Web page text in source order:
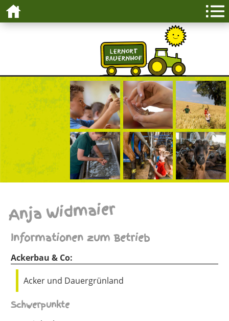
Anja Widmaier
Informationen zum Betrieb
Ackerbau & Co:
Acker und Dauergrünland
Schwerpunkte